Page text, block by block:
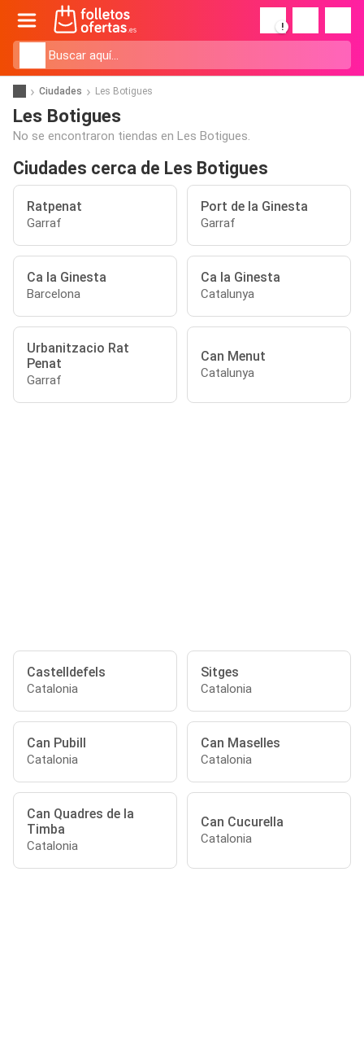
!
Ciudades Les Botigues
Les Botigues
No se encontraron tiendas en Les Botigues.
Ciudades cerca de Les Botigues
Ratpenat
Garraf
Port de la Ginesta
Garraf
Ca la Ginesta
Barcelona
Ca la Ginesta
Catalunya
Urbanitzacio Rat
Penat
Garraf
Can Menut
Catalunya
Castelldefels
Catalonia
Sitges
Catalonia
Can Pubill
Catalonia
Can Maselles
Catalonia
Can Quadres de la
Timba
Catalonia
Can Cucurella
Catalonia